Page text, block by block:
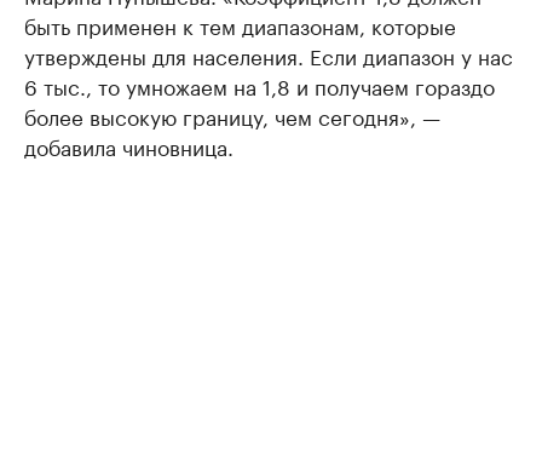
быть применен к тем диапазонам, которые
утверждены для населения. Если диапазон у нас
6 тыс., то умножаем на 1,8 и получаем гораздо
более высокую границу, чем сегодня», —
добавила чиновница.